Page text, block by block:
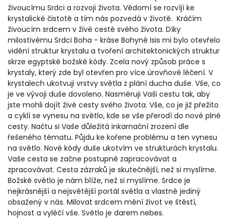
živoucímu Srdci a rozvoji života. Vědomí se rozvíjí ke
krystalické čistotě a tím nás pozvedá v životě. Kráčím
živoucím srdcem v živé cestě svého života. Díky
milostivému Srdci Boha - kráse Bohyně Isis mi bylo otevřelo
vidění struktur krystalu a tvoření architektonických struktur
skrze egyptské božské kódy. Zcela nový způsob práce s
krystaly, který zde byl otevřen pro více úrovňové léčení. V
krystalech ukotvuji vrstvy světla z plání ducha duše. Vše, co
je ve vývoji duše dovoleno. Nasměruji Vaši cestu tak, aby
jste mohli dojít živé cesty svého života. Vše, co je již přežito
a cyklí se vynesu na světlo, kde se vše přerodí do nové plné
cesty. Načtu si Vaše důležitá inkarnační zrození dle
řešeného tématu. Půjdu ke kořene problému a ten vynesu
na světlo. Nové kódy duše ukotvím ve strukturách krystalu.
Vaše cesta se začne postupně zapracovávat a
zpracovávat. Cesta zázraků je skutečnější, než si myslíme.
Božské světlo je nám blíže, než si myslíme. Srdce je
nejkrásnější a nejsvětější portál světla a vlastně jediný
obsažený v nás. Milovat srdcem mění život ve štěstí,
hojnost a vyléčí vše. Světlo je darem nebes.